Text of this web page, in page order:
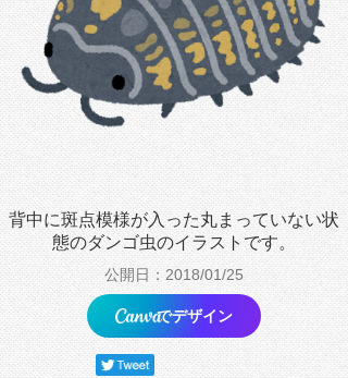
背中に斑点模様が入った丸まっていない状
態のダンゴ虫のイラストです。
公開日：2018/01/25
でデザイン